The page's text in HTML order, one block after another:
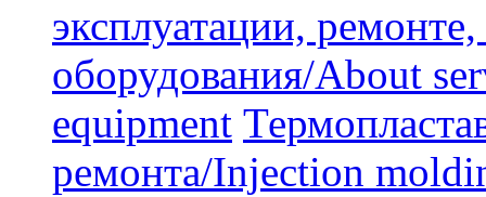
эксплуатации,
оборудования/About
equipment
ремонта/Injection